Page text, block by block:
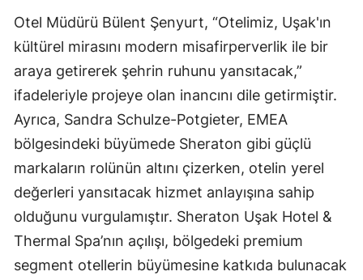
Otel Müdürü Bülent Şenyurt, “Otelimiz, Uşak'ın
kültürel mirasını modern misafirperverlik ile bir
araya getirerek şehrin ruhunu yansıtacak,”
ifadeleriyle projeye olan inancını dile getirmiştir.
Ayrıca, Sandra Schulze-Potgieter, EMEA
bölgesindeki büyümede Sheraton gibi güçlü
markaların rolünün altını çizerken, otelin yerel
değerleri yansıtacak hizmet anlayışına sahip
olduğunu vurgulamıştır. Sheraton Uşak Hotel &
Thermal Spa’nın açılışı, bölgedeki premium
segment otellerin büyümesine katkıda bulunacak